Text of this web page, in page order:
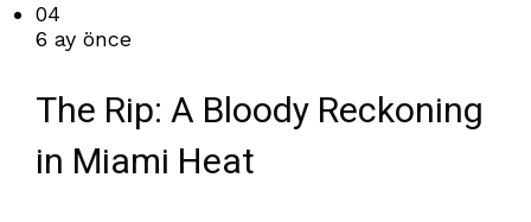
04
6 ay önce
The Rip: A Bloody Reckoning
in Miami Heat